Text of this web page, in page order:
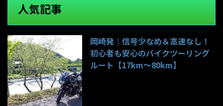
人気記事
岡崎発｜信号少なめ＆高速なし！
初心者も安心のバイクツーリング
ルート【17km〜80km】